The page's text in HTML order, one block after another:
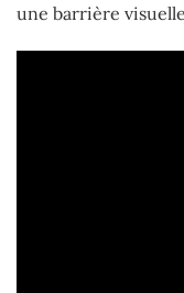
une barrière